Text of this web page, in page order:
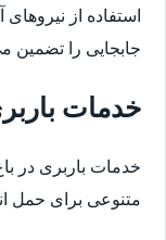
استفاده از
جابجایی را تضمین
خدمات
خدمات باربری در
متنوعی برای حمل